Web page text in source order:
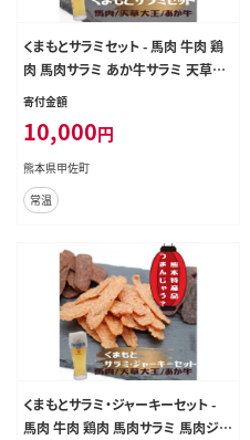
くまもとサラミセット - 馬肉 牛肉 鶏
肉 馬肉サラミ あか牛サラミ 天草大
王サラミ 詰め合わせセット おやつ
町
寄付金額
10,000円
熊本県甲佐町
常温
くまもとサラミ・ジャーキーセット -
馬肉 牛肉 鶏肉 馬肉サラミ 馬肉ジャ